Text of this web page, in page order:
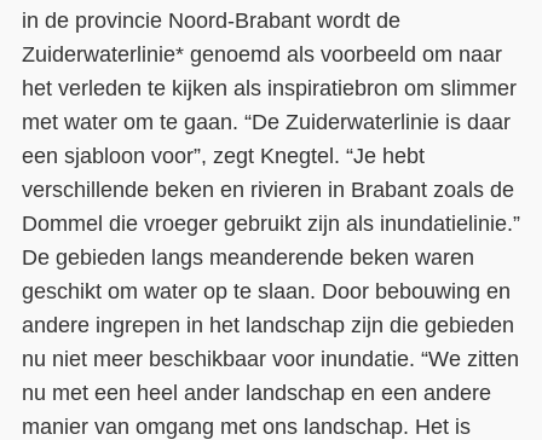
in de provincie Noord-Brabant wordt de
Zuiderwaterlinie* genoemd als voorbeeld om naar
het verleden te kijken als inspiratiebron om slimmer
met water om te gaan. “De Zuiderwaterlinie is daar
een sjabloon voor”, zegt Knegtel. “Je hebt
verschillende beken en rivieren in Brabant zoals de
Dommel die vroeger gebruikt zijn als inundatielinie.”
De gebieden langs meanderende beken waren
geschikt om water op te slaan. Door bebouwing en
andere ingrepen in het landschap zijn die gebieden
nu niet meer beschikbaar voor inundatie. “We zitten
nu met een heel ander landschap en een andere
manier van omgang met ons landschap. Het is